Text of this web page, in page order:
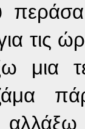
τις
μια